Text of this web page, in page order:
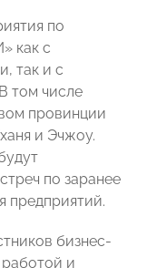
по
как с
так и с
том числе
провинции
и Эчжоу.
по заранее
предприятий.
бизнес-
и